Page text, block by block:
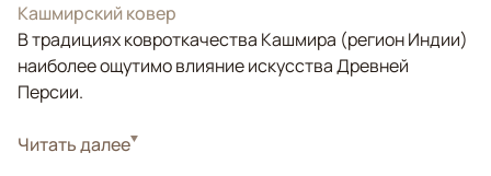
Кашмирский ковер
В традициях ковроткачества Кашмира (регион Индии)
наиболее ощутимо влияние искусства Древней
Персии.
СтильКлассические
Читать далее